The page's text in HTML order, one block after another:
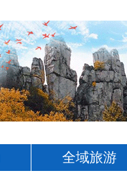
全域旅游